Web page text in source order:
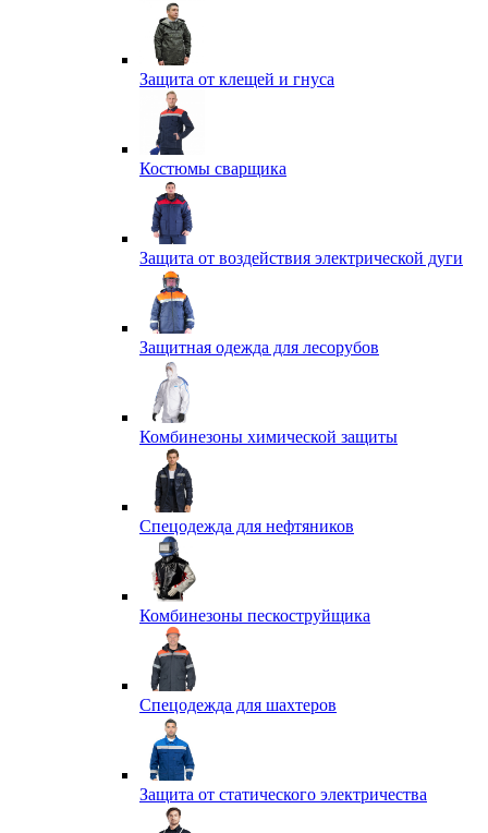
Защита от клещей и гнуса
Костюмы сварщика
Защита от воздействия электрической дуги
Защитная одежда для лесорубов
Комбинезоны химической защиты
Спецодежда для нефтяников
Комбинезоны пескоструйщика
Спецодежда для шахтеров
Защита от статического электричества